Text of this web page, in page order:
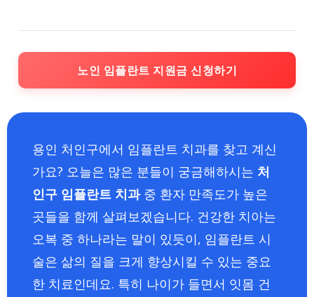
노인 임플란트 지원금 신청하기
용인 처인구에서 임플란트 치과를 찾고 계신
가요? 오늘은 많은 분들이 궁금해하시는 처
인구 임플란트 치과중 환자 만족도가 높은
곳들을 함께 살펴보겠습니다. 건강한 치아는
오복 중 하나라는 말이 있듯이, 임플란트 시
술은 삶의 질을 크게 향상시킬 수 있는 중요
한 치료인데요. 특히 나이가 들면서 잇몸 건